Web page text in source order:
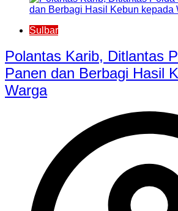
Sulbar
Polantas Karib, Ditlantas
Panen dan Berbagi Hasil
Warga